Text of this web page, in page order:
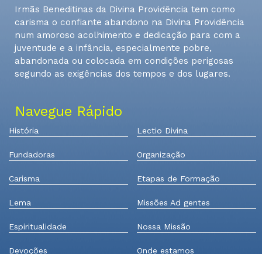
Irmãs Beneditinas da Divina Providência tem como
carisma o confiante abandono na Divina Providência
num amoroso acolhimento e dedicação para com a
juventude e a infância, especialmente pobre,
abandonada ou colocada em condições perigosas
segundo as exigências dos tempos e dos lugares.
Navegue Rápido
História
Fundadoras
Carisma
Lema
Espiritualidade
Devoções
Lectio Divina
Organização
Etapas de Formação
Missões Ad gentes
Nossa Missão
Onde estamos